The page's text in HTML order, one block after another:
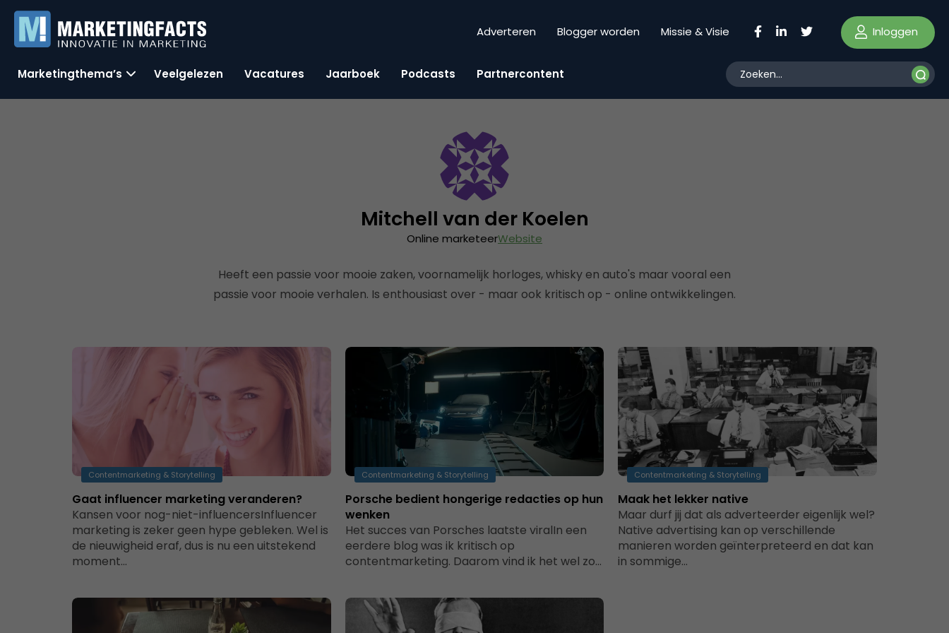
Adverteren Blogger worden Missie & Visie Inloggen
Marketingthema’s Veelgelezen Vacatures Jaarboek Podcasts Partnercontent
Mitchell van der Koelen
Online marketeerWebsite
Heeft een passie voor mooie zaken, voornamelijk horloges, whisky en auto's maar vooral een
passie voor mooie verhalen. Is enthousiast over - maar ook kritisch op - online ontwikkelingen.
Contentmarketing & Storytelling
Gaat influencer marketing veranderen?
Kansen voor nog-niet-influencersInfluencer
marketing is zeker geen hype gebleken. Wel is
de nieuwigheid eraf, dus is nu een uitstekend
moment…
Contentmarketing & Storytelling
Porsche bedient hongerige redacties op hun
wenken
Het succes van Porsches laatste viralIn een
eerdere blog was ik kritisch op
contentmarketing. Daarom vind ik het wel zo…
Contentmarketing & Storytelling
Maak het lekker native
Maar durf jij dat als adverteerder eigenlijk wel?
Native advertising kan op verschillende
manieren worden geïnterpreteerd en dat kan
in sommige…